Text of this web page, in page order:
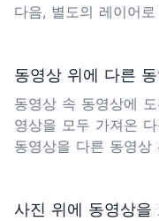
다음, 별도의 레이어
동영상 위에 다른
동영상 속 동영상에
영상을 모두 가져온
동영상을 다른 동영상
사진 위에 동영상을